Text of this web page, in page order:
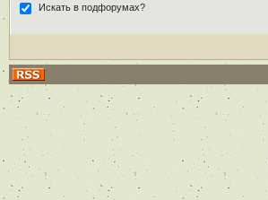
Искать в подфорумах?